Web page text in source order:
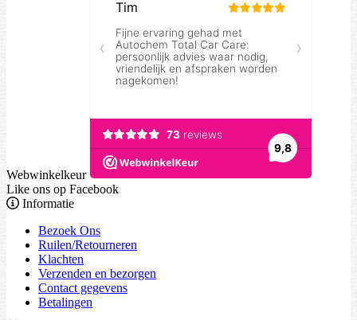
Webwinkelkeur
Like ons op Facebook
Informatie
Bezoek Ons
Ruilen/Retourneren
Klachten
Verzenden en bezorgen
Contact gegevens
Betalingen